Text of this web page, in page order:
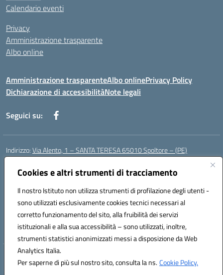
Cookies e altri strumenti di tracciamento
Il nostro Istituto non utilizza strumenti di profilazione degli utenti -
sono utilizzati esclusivamente cookies tecnici necessari al
corretto funzionamento del sito, alla fruibilità dei servizi
istituzionali e alla sua accessibilità – sono utilizzati, inoltre,
strumenti statistici anonimizzati messi a disposizione da Web
Analytics Italia.
Per saperne di più sul nostro sito, consulta la ns.Cookie Policy.
Calendario eventi
Privacy
Amministrazione trasparente
Albo online
Amministrazione trasparenteAlbo onlinePrivacy Policy
Dichiarazione di accessibilitàNote legali
Seguici su:
Indirizzo:Via Alento, 1 – SANTA TERESA 65010 Spoltore – (PE)
Centralino:
Posta elettronica certificata (PEC):peee052003@pec.istruzione.it
Codice fiscale: 80006490686
Codice meccanografico:peee052003
Codice Indice delle Pubbliche Amministrazioni (IPA): istsc_peee052003
Codice unico di fatturazione (CUF): UF01MF
Hosting & Powered by 3D Solution S.r.l.
Concept & Design by Designers Italia